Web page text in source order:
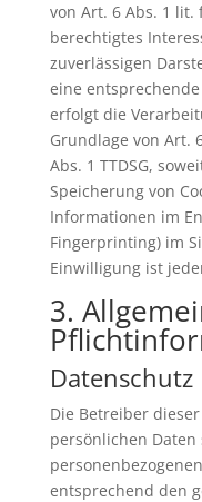
von Art. 6 Abs. 1 lit.
berechtigtes
zuverlässigen
eine
erfolgt die
Grundlage von Art.
Abs. 1 TTDSG,
Speicherung von
Informationen im
Fingerprinting) im
Einwilligung ist
3.
Datenschutz
Die Betreiber
persönlichen
entsprechend den